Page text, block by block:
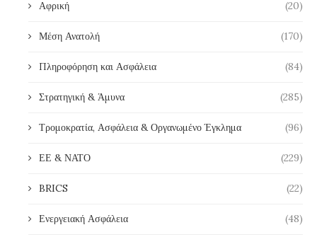
Αφρική (20)
Μέση Ανατολή (170)
Πληροφόρηση και Ασφάλεια (84)
Στρατηγική & Άμυνα (285)
Τρομοκρατία, Ασφάλεια & Οργανωμένο Έγκλημα (96)
ΕΕ & ΝΑΤΟ (229)
BRICS (22)
Ενεργειακή Ασφάλεια (48)